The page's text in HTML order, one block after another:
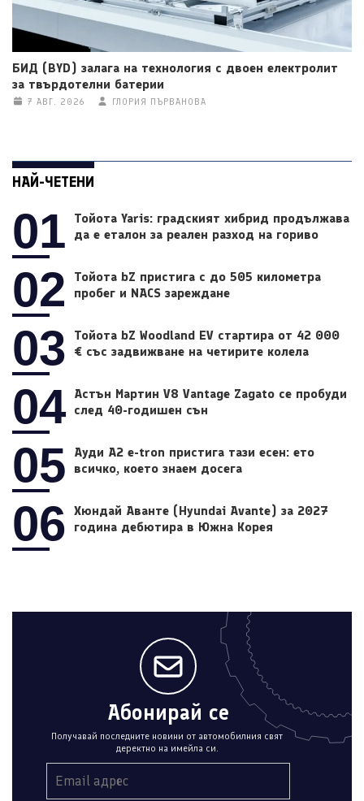
БИД (BYD) залага на технология с двоен електролит
за твърдотелни батерии
7 АВГ. 2026 ГЛОРИЯ ПЪРВАНОВА
НАЙ-ЧЕТЕНИ
01
Тойота Yaris: градският хибрид продължава
да е еталон за реален разход на гориво
02
Тойота bZ пристига с до 505 километра
пробег и NACS зареждане
03
Тойота bZ Woodland EV стартира от 42 000
€ със задвижване на четирите колела
04 Астън Мартин V8 Vantage Zagato се пробуди
след 40-годишен сън
05
Ауди A2 e-tron пристига тази есен: ето
всичко, което знаем досега
06
Хюндай Аванте (Hyundai Avante) за 2027
година дебютира в Южна Корея
Абонирай се
Получавай последните новини от автомобилния свят
деректно на имейла си.